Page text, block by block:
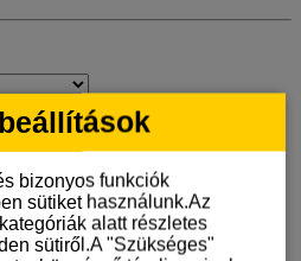
bizonyos funkciók
sütiket használunk.Az
alatt részletes
sütiről.A "Szükséges"